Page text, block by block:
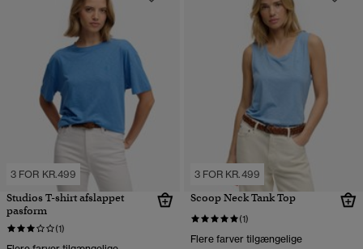
3 FOR KR.499
Studios T-shirt afslappet
pasform
(1)
3 FOR KR.499
Scoop Neck Tank Top
(1)
Flere farver tilgængelige